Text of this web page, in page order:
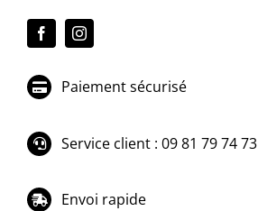
Paiement sécurisé
Service client : 09 81 79 74 73
Envoi rapide